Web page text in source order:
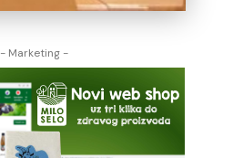
- Marketing -